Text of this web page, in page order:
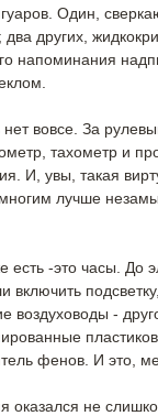
Один,
других,
напоминания
вовсе. За
тахометр и
И, увы, такая
лучше
есть -это часы. До
включить
-
фенов. И это,
оказался не